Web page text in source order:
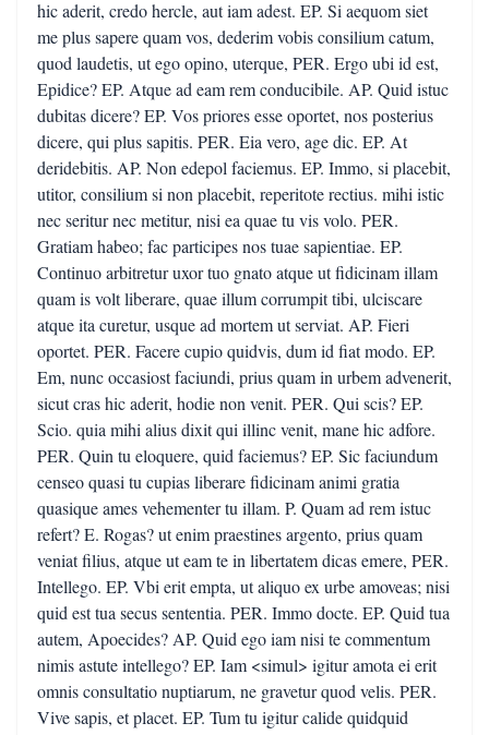
hic aderit, credo hercle, aut iam adest. EP. Si aequom siet
me plus sapere quam vos, dederim vobis consilium catum,
quod laudetis, ut ego opino, uterque, PER. Ergo ubi id est,
Epidice? EP. Atque ad eam rem conducibile. AP. Quid istuc
dubitas dicere? EP. Vos priores esse oportet, nos posterius
dicere, qui plus sapitis. PER. Eia vero, age dic. EP. At
deridebitis. AP. Non edepol faciemus. EP. Immo, si placebit,
utitor, consilium si non placebit, reperitote rectius. mihi istic
nec seritur nec metitur, nisi ea quae tu vis volo. PER.
Gratiam habeo; fac participes nos tuae sapientiae. EP.
Continuo arbitretur uxor tuo gnato atque ut fidicinam illam
quam is volt liberare, quae illum corrumpit tibi, ulciscare
atque ita curetur, usque ad mortem ut serviat. AP. Fieri
oportet. PER. Facere cupio quidvis, dum id fiat modo. EP.
Em, nunc occasiost faciundi, prius quam in urbem advenerit,
sicut cras hic aderit, hodie non venit. PER. Qui scis? EP.
Scio. quia mihi alius dixit qui illinc venit, mane hic adfore.
PER. Quin tu eloquere, quid faciemus? EP. Sic faciundum
censeo quasi tu cupias liberare fidicinam animi gratia
quasique ames vehementer tu illam. P. Quam ad rem istuc
refert? E. Rogas? ut enim praestines argento, prius quam
veniat filius, atque ut eam te in libertatem dicas emere, PER.
Intellego. EP. Vbi erit empta, ut aliquo ex urbe amoveas; nisi
quid est tua secus sententia. PER. Immo docte. EP. Quid tua
autem, Apoecides? AP. Quid ego iam nisi te commentum
nimis astute intellego? EP. Iam <simul> igitur amota ei erit
omnis consultatio nuptiarum, ne gravetur quod velis. PER.
Vive sapis, et placet. EP. Tum tu igitur calide quidquid